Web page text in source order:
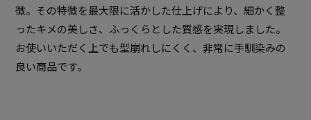
徴。その特徴を最大限に活かした仕上げにより、細かく整
ったキメの美しさ、ふっくらとした質感を実現しました。
お使いいただく上でも型崩れしにくく、非常に手馴染みの
良い商品です。